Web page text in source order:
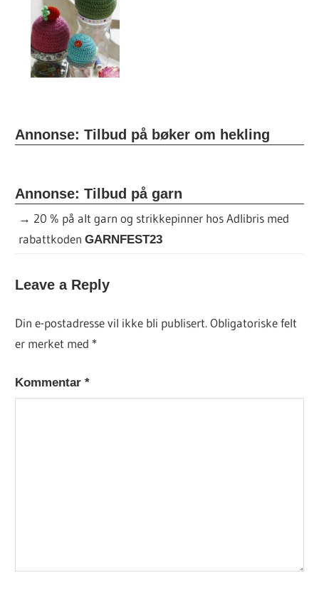
Annonse: Tilbud på bøker om hekling
Annonse: Tilbud på garn
→ 20 % på alt garn og strikkepinner hos Adlibris med
rabattkodenGARNFEST23
DAGENS
Leave a Reply
Din e-postadresse vil ikke bli publisert. Obligatoriske felt
er merket med *
Kommentar*